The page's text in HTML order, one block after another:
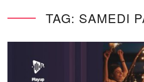
TAG: SAMEDI